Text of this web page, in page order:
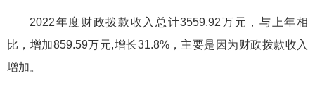
2022年度财政拨款收入总计3559.92万元，与上年相
比，增加859.59万元,增长31.8%，主要是因为财政拨款收入
增加。